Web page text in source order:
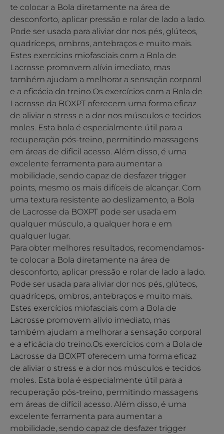
te colocar a Bola diretamente na área de
desconforto, aplicar pressão e rolar de lado a lado.
Pode ser usada para aliviar dor nos pés, glúteos,
quadríceps, ombros, antebraços e muito mais.
Estes exercícios miofasciais com a Bola de
Lacrosse promovem alívio imediato, mas
também ajudam a melhorar a sensação corporal
e a eficácia do treino.Os exercícios com a Bola de
Lacrosse da BOXPT oferecem uma forma eficaz
de aliviar o stress e a dor nos músculos e tecidos
moles. Esta bola é especialmente útil para a
recuperação pós-treino, permitindo massagens
em áreas de difícil acesso. Além disso, é uma
excelente ferramenta para aumentar a
mobilidade, sendo capaz de desfazer trigger
points, mesmo os mais difíceis de alcançar. Com
uma textura resistente ao deslizamento, a Bola
de Lacrosse da BOXPT pode ser usada em
qualquer músculo, a qualquer hora e em
qualquer lugar.
Para obter melhores resultados, recomendamos-
te colocar a Bola diretamente na área de
desconforto, aplicar pressão e rolar de lado a lado.
Pode ser usada para aliviar dor nos pés, glúteos,
quadríceps, ombros, antebraços e muito mais.
Estes exercícios miofasciais com a Bola de
Lacrosse promovem alívio imediato, mas
também ajudam a melhorar a sensação corporal
e a eficácia do treino.Os exercícios com a Bola de
Lacrosse da BOXPT oferecem uma forma eficaz
de aliviar o stress e a dor nos músculos e tecidos
moles. Esta bola é especialmente útil para a
recuperação pós-treino, permitindo massagens
em áreas de difícil acesso. Além disso, é uma
excelente ferramenta para aumentar a
mobilidade, sendo capaz de desfazer trigger